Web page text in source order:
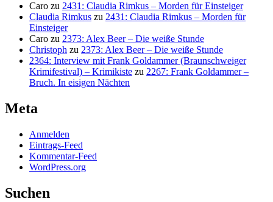
Caro zu 2431: Claudia Rimkus – Morden für Einsteiger
Claudia Rimkus zu 2431: Claudia Rimkus – Morden für
Einsteiger
Caro zu 2373: Alex Beer – Die weiße Stunde
Christoph zu 2373: Alex Beer – Die weiße Stunde
2364: Interview mit Frank Goldammer (Braunschweiger
Krimifestival) – Krimikiste zu 2267: Frank Goldammer –
Bruch. In eisigen Nächten
Meta
Anmelden
Eintrags-Feed
Kommentar-Feed
WordPress.org
Suchen